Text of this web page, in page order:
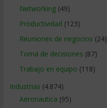
Networking(49)
Productividad (123)
Reuniones de negocios (24)
Toma de decisiones (87)
Trabajo en equipo (118)
Industrias (4.874)
Aeronautica (95)